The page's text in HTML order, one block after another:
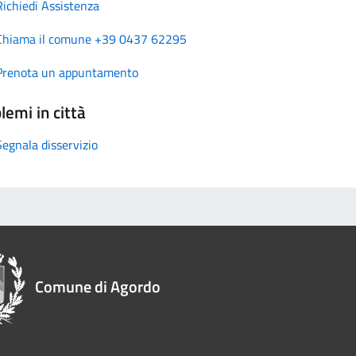
Assistenza
il comune +39 0437 62295
un appuntamento
in città
disservizio
Comune di Agordo